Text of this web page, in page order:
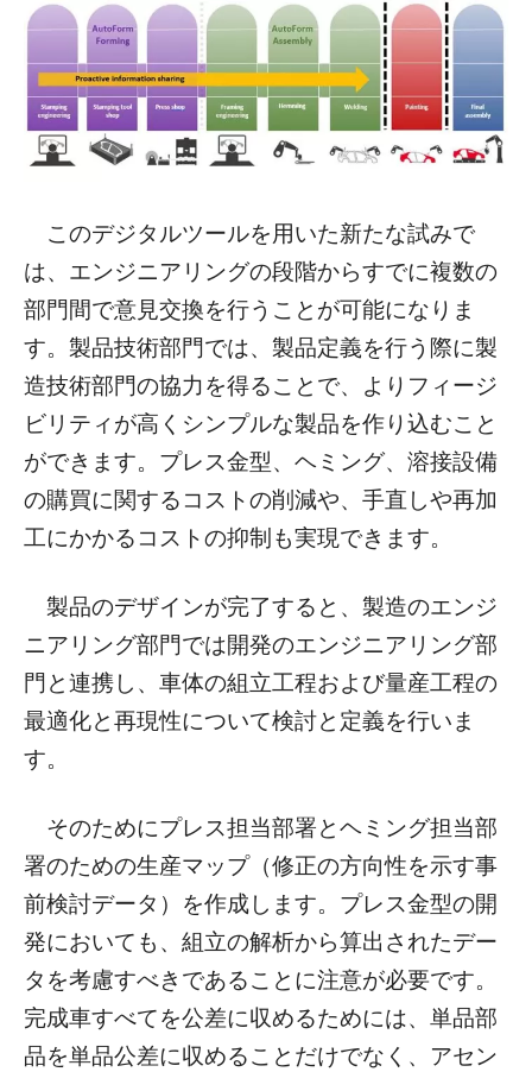
このデジタルツールを用いた新たな試みで
は、エンジニアリングの段階からすでに複数の
部門間で意見交換を行うことが可能になりま
す。製品技術部門では、製品定義を行う際に製
造技術部門の協力を得ることで、よりフィージ
ビリティが高くシンプルな製品を作り込むこと
ができます。プレス金型、ヘミング、溶接設備
の購買に関するコストの削減や、手直しや再加
工にかかるコストの抑制も実現できます。
製品のデザインが完了すると、製造のエンジ
ニアリング部門では開発のエンジニアリング部
門と連携し、車体の組立工程および量産工程の
最適化と再現性について検討と定義を行いま
す。
そのためにプレス担当部署とヘミング担当部
署のための生産マップ（修正の方向性を示す事
前検討データ）を作成します。プレス金型の開
発においても、組立の解析から算出されたデー
タを考慮すべきであることに注意が必要です。
完成車すべてを公差に収めるためには、単品部
品を単品公差に収めることだけでなく、アセン